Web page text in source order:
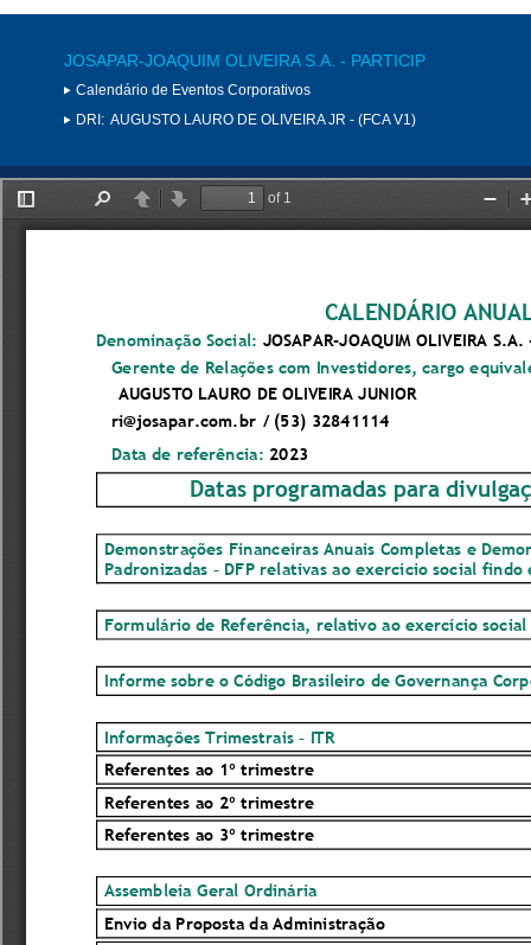
JOSAPAR-JOAQUIM OLIVEIRA S.A. - PARTICIP
Calendário de Eventos Corporativos
DRI: AUGUSTO LAURO DE OLIVEIRA JR - (FCA V1)